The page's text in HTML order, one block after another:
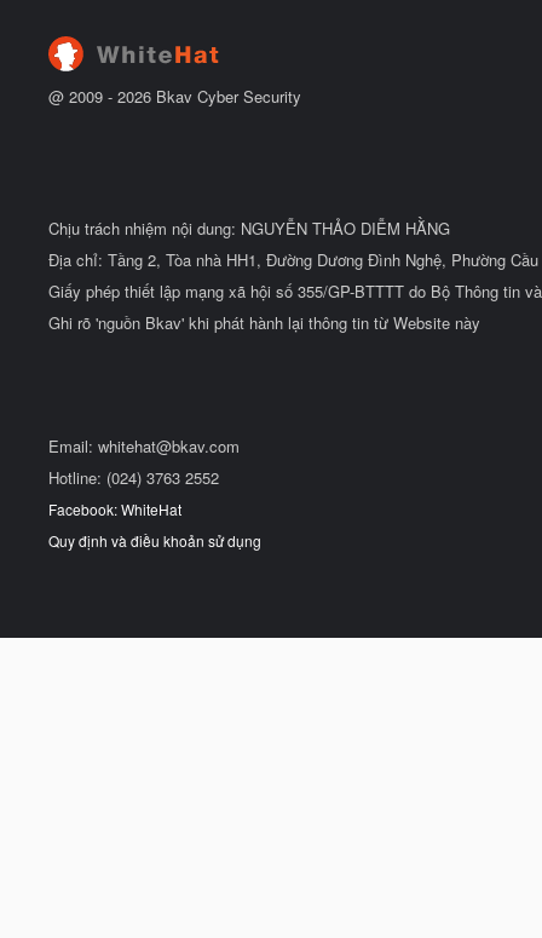
u
@ 2009 - 2026 Bkav Cyber Security
Chịu trách nhiệm nội dung: NGUYỄN THẢO DIỄM HẰNG
Địa chỉ: Tầng 2, Tòa nhà HH1, Đường Dương Đình Nghệ, Phường
Giấy phép thiết lập mạng xã hội số 355/GP-BTTTT do Bộ Thông tin
Ghi rõ 'nguồn Bkav' khi phát hành lại thông tin từ Website này
Email: whitehat@bkav.com
Hotline: (024) 3763 2552
Facebook: WhiteHat
Quy định và điều khoản sử dụng